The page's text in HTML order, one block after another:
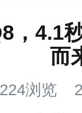
，4.1
而
224浏览